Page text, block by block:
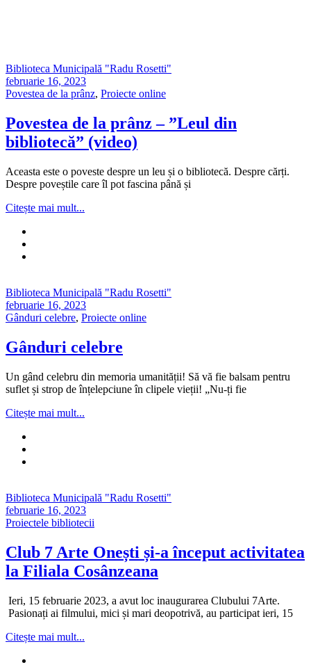
Biblioteca Municipală "Radu Rosetti"
februarie 16, 2023
Povestea de la prânz, Proiecte online
Povestea de la prânz – ”Leul din
bibliotecă” (video)
Aceasta este o poveste despre un leu și o bibliotecă. Despre cărți.
Despre poveștile care îl pot fascina până și
Citește mai mult...
Biblioteca Municipală "Radu Rosetti"
februarie 16, 2023
Gânduri celebre, Proiecte online
Gânduri celebre
Un gând celebru din memoria umanității! Să vă fie balsam pentru
suflet și strop de înțelepciune în clipele vieții! „Nu-ți fie
Citește mai mult...
Biblioteca Municipală "Radu Rosetti"
februarie 16, 2023
Proiectele bibliotecii
Club 7 Arte Onești și-a început activitatea
la Filiala Cosânzeana
Ieri, 15 februarie 2023, a avut loc inaugurarea Clubului 7Arte.
Pasionați ai filmului, mici și mari deopotrivă, au participat ieri, 15
Citește mai mult...